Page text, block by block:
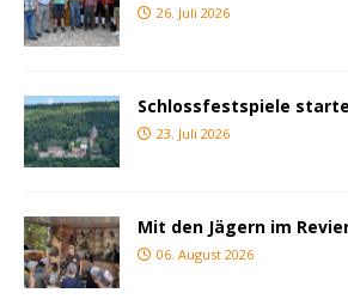
26. Juli 2026
Schlossfestspiele
23. Juli 2026
Mit den Jägern im
06. August 2026